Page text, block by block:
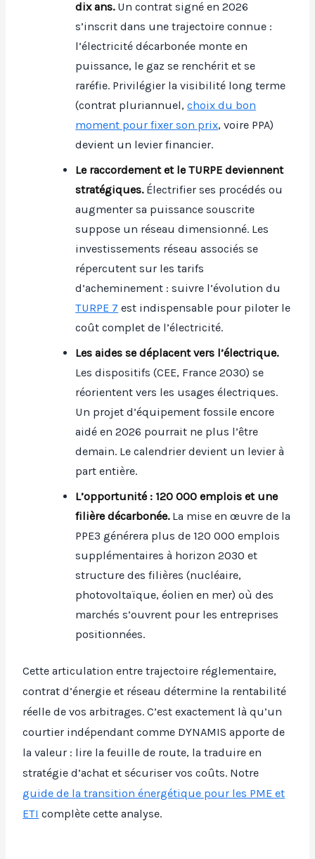
dix ans.Un contrat signé en 2026
s’inscrit dans une trajectoire connue :
l’électricité décarbonée monte en
puissance, le gaz se renchérit et se
raréfie. Privilégier la visibilité long terme
(contrat pluriannuel,choix du bon
moment pour fixer son prix, voire PPA)
devient un levier financier.
Le raccordement et le TURPE deviennent
stratégiques.Électrifier ses procédés ou
augmenter sa puissance souscrite
suppose un réseau dimensionné. Les
investissements réseau associés se
répercutent sur les tarifs
d’acheminement : suivre l’évolution du
TURPE 7 est indispensable pour piloter le
coût complet de l’électricité.
Les aides se déplacent vers l’électrique.
Les dispositifs (CEE, France 2030) se
réorientent vers les usages électriques.
Un projet d’équipement fossile encore
aidé en 2026 pourrait ne plus l’être
demain. Le calendrier devient un levier à
part entière.
L’opportunité : 120 000 emplois et une
filière décarbonée.La mise en œuvre de la
PPE3 générera plus de 120 000 emplois
supplémentaires à horizon 2030 et
structure des filières (nucléaire,
photovoltaïque, éolien en mer) où des
marchés s’ouvrent pour les entreprises
positionnées.
Cette articulation entre trajectoire réglementaire,
contrat d’énergie et réseau détermine la rentabilité
réelle de vos arbitrages. C’est exactement là qu’un
courtier indépendant comme DYNAMIS apporte de
la valeur : lire la feuille de route, la traduire en
stratégie d’achat et sécuriser vos coûts. Notre
guide de la transition énergétique pour les PME et
ETI complète cette analyse.